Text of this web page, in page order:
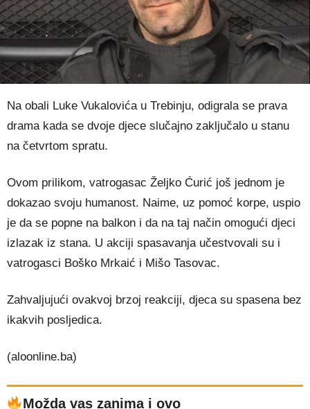
Na obali Luke Vukalovića u Trebinju, odigrala se prava
drama kada se dvoje djece slučajno zaključalo u stanu
na četvrtom spratu.
Ovom prilikom, vatrogasac Željko Ćurić još jednom je
dokazao svoju humanost. Naime, uz pomoć korpe, uspio
je da se popne na balkon i da na taj način omogući djeci
izlazak iz stana. U akciji spasavanja učestvovali su i
vatrogasci Boško Mrkaić i Mišo Tasovac.
Zahvaljujući ovakvoj brzoj reakciji, djeca su spasena bez
ikakvih posljedica.
(aloonline.ba)
Možda vas zanima i ovo